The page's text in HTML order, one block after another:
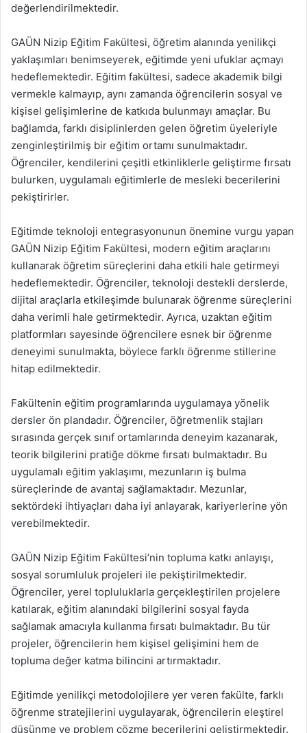
değerlendirilmektedir.
GAÜN Nizip Eğitim Fakültesi, öğretim alanında yenilikçi
yaklaşımları benimseyerek, eğitimde yeni ufuklar açmayı
hedeflemektedir. Eğitim fakültesi, sadece akademik bilgi
vermekle kalmayıp, aynı zamanda öğrencilerin sosyal ve
kişisel gelişimlerine de katkıda bulunmayı amaçlar. Bu
bağlamda, farklı disiplinlerden gelen öğretim üyeleriyle
zenginleştirilmiş bir eğitim ortamı sunulmaktadır.
Öğrenciler, kendilerini çeşitli etkinliklerle geliştirme fırsatı
bulurken, uygulamalı eğitimlerle de mesleki becerilerini
pekiştirirler.
Eğitimde teknoloji entegrasyonunun önemine vurgu yapan
GAÜN Nizip Eğitim Fakültesi, modern eğitim araçlarını
kullanarak öğretim süreçlerini daha etkili hale getirmeyi
hedeflemektedir. Öğrenciler, teknoloji destekli derslerde,
dijital araçlarla etkileşimde bulunarak öğrenme süreçlerini
daha verimli hale getirmektedir. Ayrıca, uzaktan eğitim
platformları sayesinde öğrencilere esnek bir öğrenme
deneyimi sunulmakta, böylece farklı öğrenme stillerine
hitap edilmektedir.
Fakültenin eğitim programlarında uygulamaya yönelik
dersler ön plandadır. Öğrenciler, öğretmenlik stajları
sırasında gerçek sınıf ortamlarında deneyim kazanarak,
teorik bilgilerini pratiğe dökme fırsatı bulmaktadır. Bu
uygulamalı eğitim yaklaşımı, mezunların iş bulma
süreçlerinde de avantaj sağlamaktadır. Mezunlar,
sektördeki ihtiyaçları daha iyi anlayarak, kariyerlerine yön
verebilmektedir.
GAÜN Nizip Eğitim Fakültesi’nin topluma katkı anlayışı,
sosyal sorumluluk projeleri ile pekiştirilmektedir.
Öğrenciler, yerel topluluklarla gerçekleştirilen projelere
katılarak, eğitim alanındaki bilgilerini sosyal fayda
sağlamak amacıyla kullanma fırsatı bulmaktadır. Bu tür
projeler, öğrencilerin hem kişisel gelişimini hem de
topluma değer katma bilincini artırmaktadır.
Eğitimde yenilikçi metodolojilere yer veren fakülte, farklı
öğrenme stratejilerini uygulayarak, öğrencilerin eleştirel
düşünme ve problem çözme becerilerini geliştirmektedir.